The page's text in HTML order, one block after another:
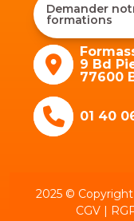
Demander
formations
9 Bd
77600
01 40
2025 ©
CGV |